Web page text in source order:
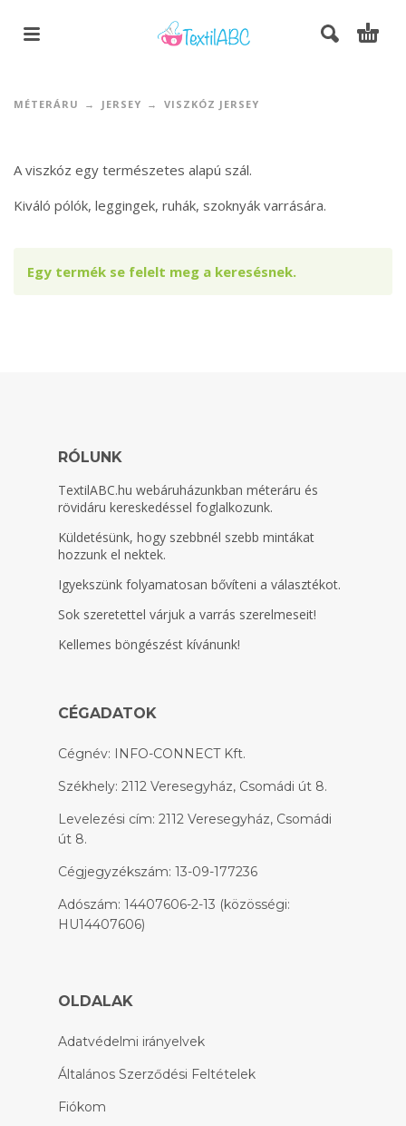
MÉTERÁRU JERSEY VISZKÓZ JERSEY
A viszkóz egy természetes alapú szál.
Kiváló pólók, leggingek, ruhák, szoknyák varrására.
Egy termék se felelt meg a keresésnek.
RÓLUNK
TextilABC.hu webáruházunkban méteráru és
rövidáru kereskedéssel foglalkozunk.
Küldetésünk, hogy szebbnél szebb mintákat
hozzunk el nektek.
Igyekszünk folyamatosan bővíteni a választékot.
Sok szeretettel várjuk a varrás szerelmeseit!
Kellemes böngészést kívánunk!
CÉGADATOK
Cégnév: INFO-CONNECT Kft.
Székhely: 2112 Veresegyház, Csomádi út 8.
Levelezési cím: 2112 Veresegyház, Csomádi
út 8.
Cégjegyzékszám: 13-09-177236
Adószám: 14407606-2-13 (közösségi:
HU14407606)
OLDALAK
Adatvédelmi irányelvek
Általános Szerződési Feltételek
Fiókom